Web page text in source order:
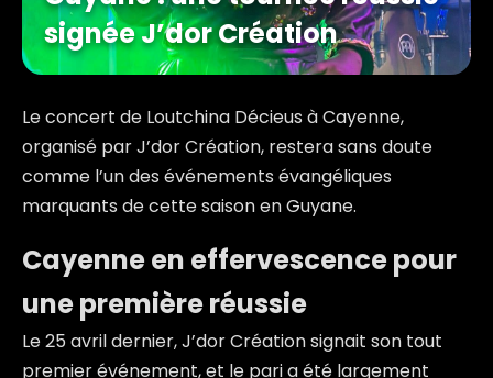
signée J’dor Création
Le concert de Loutchina Décieus àCayenne,
organisé parJ’dor Création, restera sans doute
comme l’un des événements évangéliques
marquants de cette saison en Guyane.
Cayenne en effervescence pour
une première réussie
Le 25 avril dernier, J’dor Création signait son tout
premier événement, et le pari a été largement